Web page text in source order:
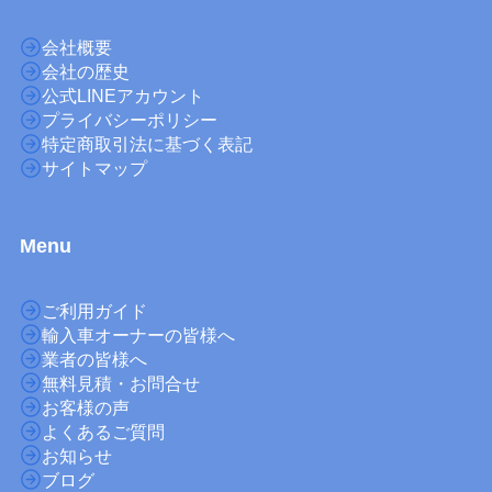
会社概要
会社の歴史
公式LINEアカウント
プライバシーポリシー
特定商取引法に基づく表記
サイトマップ
Menu
ご利用ガイド
輸入車オーナーの皆様へ
業者の皆様へ
無料見積・お問合せ
お客様の声
よくあるご質問
お知らせ
ブログ